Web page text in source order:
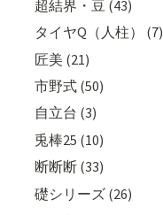
超結界・豆 (43)
タイヤQ（人柱） (7)
匠美 (21)
市野式 (50)
自立台 (3)
兎棒25 (10)
断断断 (33)
礎シリーズ (26)